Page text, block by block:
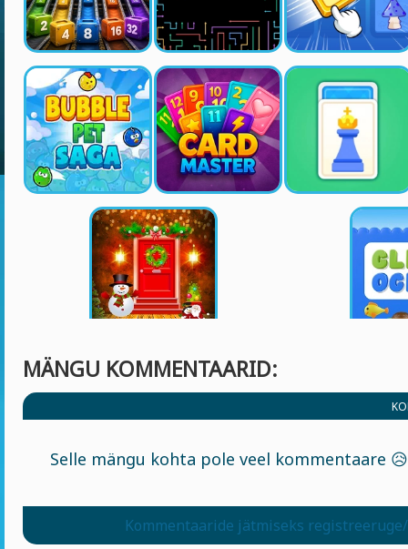
MÄNGU KOMMENTAARID:
Selle mängu kohta pole veel kommentaare
Kommentaaride jätmiseks